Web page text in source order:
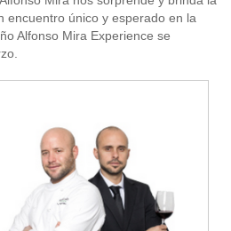
encuentro único y esperado en la
Alfonso Mira Experience se